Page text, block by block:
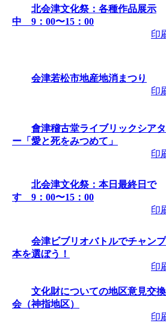
だ暑い！コ
エーション
！」 受付期
期間：～
て交流広場「
08/10～2026/
ゃん交流広場
08/10～
る号乗車体
北会津文化祭：各種作品展示
中 9：00〜15：00
印
会津若松市地産地消まつり
印
會津稽古堂ライブリックシアタ
ー「愛と死をみつめて」
印
北会津文化祭：本日最終日で
す 9：00〜15：00
印
会津ビブリオバトルでチャンプ
本を選ぼう！
印
文化財についての地区意見交換
会（神指地区）
印